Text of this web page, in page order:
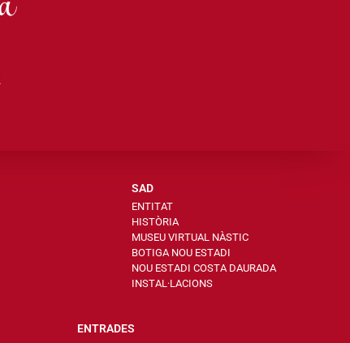
SAD
ENTITAT
HISTÒRIA
MUSEU VIRTUAL NÀSTIC
BOTIGA NOU ESTADI
NOU ESTADI COSTA DAURADA
INSTAL·LACIONS
ENTRADES